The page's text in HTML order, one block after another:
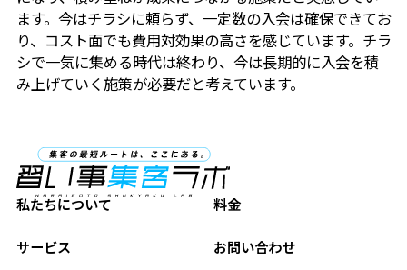
ます。今はチラシに頼らず、一定数の入会は確保できてお
り、コスト面でも費用対効果の高さを感じています。チラ
シで一気に集める時代は終わり、今は長期的に入会を積
み上げていく施策が必要だと考えています。
私たちについて
サービス
料金
お問い合わせ